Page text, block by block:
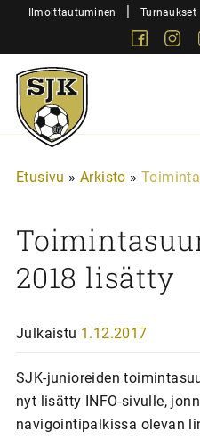
SiirryIlmoittautuminen | Turnaukset
Sjk-
Juniorit
Etusivu » Arkisto »
2018 lisätty
Julkaistu 1.12.2017
SJK-junioreiden
nyt lisätty INFO-sivulle,
navigointipalkissa olevan